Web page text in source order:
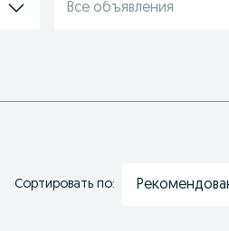
Все объявления
Сортировать по: